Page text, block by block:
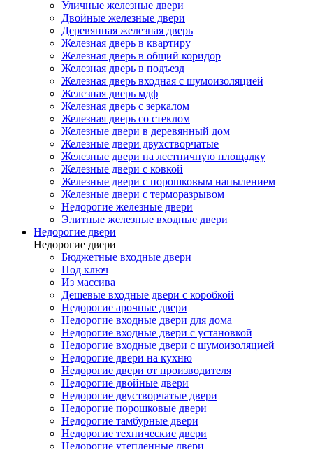
Уличные железные двери
Двойные железные двери
Деревянная железная дверь
Железная дверь в квартиру
Железная дверь в общий коридор
Железная дверь в подъезд
Железная дверь входная с шумоизоляцией
Железная дверь мдф
Железная дверь с зеркалом
Железная дверь со стеклом
Железные двери в деревянный дом
Железные двери двухстворчатые
Железные двери на лестничную площадку
Железные двери с ковкой
Железные двери с порошковым напылением
Железные двери с терморазрывом
Недорогие железные двери
Элитные железные входные двери
Недорогие двери
Недорогие двери
Бюджетные входные двери
Под ключ
Из массива
Дешевые входные двери с коробкой
Недорогие арочные двери
Недорогие входные двери для дома
Недорогие входные двери с установкой
Недорогие входные двери с шумоизоляцией
Недорогие двери на кухню
Недорогие двери от производителя
Недорогие двойные двери
Недорогие двустворчатые двери
Недорогие порошковые двери
Недорогие тамбурные двери
Недорогие технические двери
Недорогие утепленные двери